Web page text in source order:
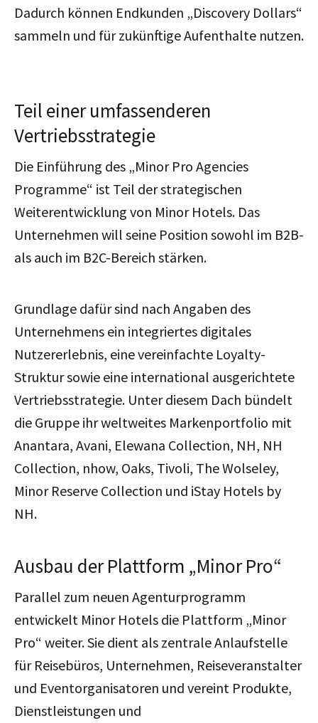
Dadurch können Endkunden „Discovery Dollars“
sammeln und für zukünftige Aufenthalte nutzen.
Teil einer umfassenderen
Vertriebsstrategie
Die Einführung des „Minor Pro Agencies
Programme“ ist Teil der strategischen
Weiterentwicklung von Minor Hotels. Das
Unternehmen will seine Position sowohl im B2B-
als auch im B2C-Bereich stärken.
Grundlage dafür sind nach Angaben des
Unternehmens ein integriertes digitales
Nutzererlebnis, eine vereinfachte Loyalty-
Struktur sowie eine international ausgerichtete
Vertriebsstrategie. Unter diesem Dach bündelt
die Gruppe ihr weltweites Markenportfolio mit
Anantara, Avani, Elewana Collection, NH, NH
Collection, nhow, Oaks, Tivoli, The Wolseley,
Minor Reserve Collection und iStay Hotels by
NH.
Ausbau der Plattform „Minor Pro“
Parallel zum neuen Agenturprogramm
entwickelt Minor Hotels die Plattform „Minor
Pro“ weiter. Sie dient als zentrale Anlaufstelle
für Reisebüros, Unternehmen, Reiseveranstalter
und Eventorganisatoren und vereint Produkte,
Dienstleistungen und